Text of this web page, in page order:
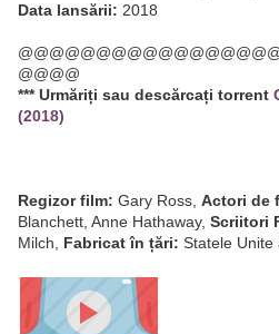
Data lansării: 2018
@@@@
*** Urmăriți sau descărcați torrent
(2018)
Regizor film: Gary Ross, Actori de
Blanchett, Anne Hathaway, Scriitori
Milch, Fabricat în țări: Statele Unite